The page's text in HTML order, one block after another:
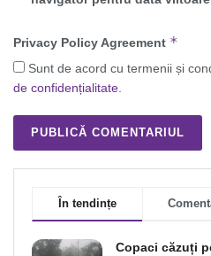
Privacy Policy Agreement *
Sunt de acord cu termenii și
de confidențialitate.
În tendințe
Copaci căzuți